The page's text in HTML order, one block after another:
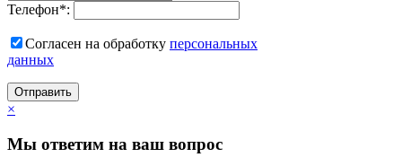
Телефон*:
Согласен на обработку персональныx
данных
Отправить
×
Мы ответим на ваш вопрос